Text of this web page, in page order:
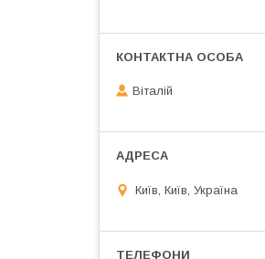
Віталій
Київ, Київ, Україна